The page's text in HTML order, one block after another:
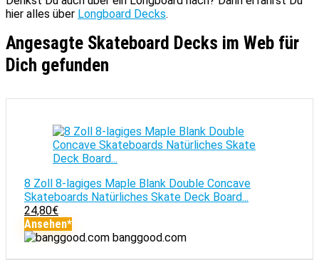
hier alles über Longboard Decks.
Angesagte Skateboard Decks im Web für
Dich gefunden
8 Zoll 8-lagiges Maple Blank Double Concave
Skateboards Natürliches Skate Deck Board...
24,80€
Ansehen*
banggood.com